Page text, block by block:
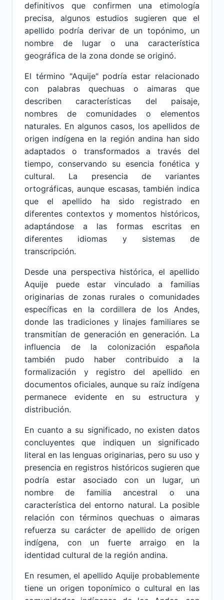
definitivos que confirmen una etimología
precisa, algunos estudios sugieren que el
apellido podría derivar de un topónimo, un
nombre de lugar o una característica
geográfica de la zona donde se originó.
El término "Aquije" podría estar relacionado
con palabras quechuas o aimaras que
describen características del paisaje,
nombres de comunidades o elementos
naturales. En algunos casos, los apellidos de
origen indígena en la región andina han sido
adaptados o transformados a través del
tiempo, conservando su esencia fonética y
cultural. La presencia de variantes
ortográficas, aunque escasas, también indica
que el apellido ha sido registrado en
diferentes contextos y momentos históricos,
adaptándose a las formas escritas en
diferentes idiomas y sistemas de
transcripción.
Desde una perspectiva histórica, el apellido
Aquije puede estar vinculado a familias
originarias de zonas rurales o comunidades
específicas en la cordillera de los Andes,
donde las tradiciones y linajes familiares se
transmitían de generación en generación. La
influencia de la colonización española
también pudo haber contribuido a la
formalización y registro del apellido en
documentos oficiales, aunque su raíz indígena
permanece evidente en su estructura y
distribución.
En cuanto a su significado, no existen datos
concluyentes que indiquen un significado
literal en las lenguas originarias, pero su uso y
presencia en registros históricos sugieren que
podría estar asociado con un lugar, un
nombre de familia ancestral o una
característica del entorno natural. La posible
relación con términos quechuas o aimaras
refuerza su carácter de apellido de origen
indígena, con un fuerte arraigo en la
identidad cultural de la región andina.
En resumen, el apellido Aquije probablemente
tiene un origen toponímico o cultural en las